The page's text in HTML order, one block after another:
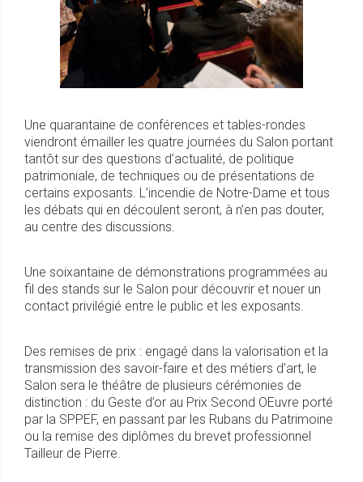
Une quarantaine de conférences et tables-rondes
viendront émailler les quatre journées du Salon portant
tantôt sur des questions d’actualité, de politique
patrimoniale, de techniques ou de présentations de
certains exposants. L’incendie de Notre-Dame et tous
les débats qui en découlent seront, à n’en pas douter,
au centre des discussions.
Une soixantaine de démonstrations programmées au
fil des stands sur le Salon pour découvrir et nouer un
contact privilégié entre le public et les exposants.
Des remises de prix : engagé dans la valorisation et la
transmission des savoir-faire et des métiers d’art, le
Salon sera le théâtre de plusieurs cérémonies de
distinction : du Geste d’or au Prix Second OEuvre porté
par la SPPEF, en passant par les Rubans du Patrimoine
ou la remise des diplômes du brevet professionnel
Tailleur de Pierre.